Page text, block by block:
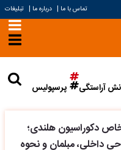
تماس با ما | درباره ما | تبلیغات
آراستگی پرسپولیس
دکوراسیون هلندی؛
داخلی، مبلمان و نحوه